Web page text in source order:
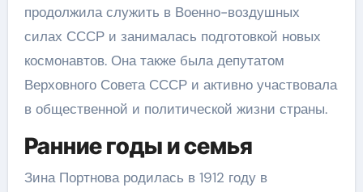
продолжила служить в Военно-воздушных
силах СССР и занималась подготовкой новых
космонавтов. Она также была депутатом
Верховного Совета СССР и активно участвовала
в общественной и политической жизни страны.
Ранние годы и семья
Зина Портнова родилась в 1912 году в